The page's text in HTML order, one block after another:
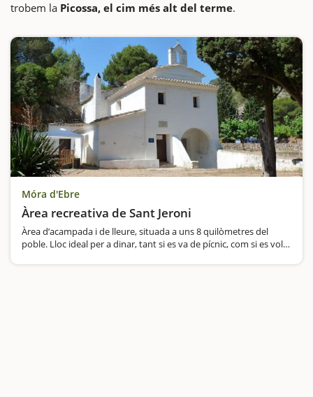
trobem la Picossa, el cim més alt del terme.
Móra d'Ebre
Àrea recreativa de Sant Jeroni
Àrea d’acampada i de lleure, situada a uns 8 quilòmetres del
poble. Lloc ideal per a dinar, tant si es va de pícnic, com si es vol